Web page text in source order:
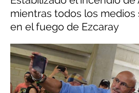
mientras todos los
en el fuego de Ezcaray